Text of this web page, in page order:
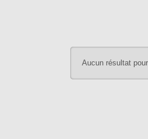
Aucun résultat